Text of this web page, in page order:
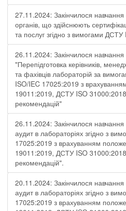
27.11.2024: Закінчилося
органів, що здійснюють
та послуг згідно з вимогами
26.11.2024: Закінчилося навчання
"Перепідготовка керівників,
та фахівців лабораторій за
ISO/IEC 17025:2019 з
19011:2019, ДСТУ ISO
рекомендацій"
26.11.2024: Закінчилося навчання
аудит в лабораторіях згідно з
17025:2019 з врахуванням
19011:2019, ДСТУ ISO
рекомендацій".
20.11.2024: Закінчилося навчання
аудит в лабораторіях згідно з
17025:2019 з врахуванням